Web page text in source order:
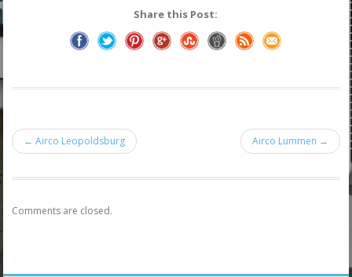
Share this Post:
← Airco Leopoldsburg Airco Lummen →
Comments are closed.